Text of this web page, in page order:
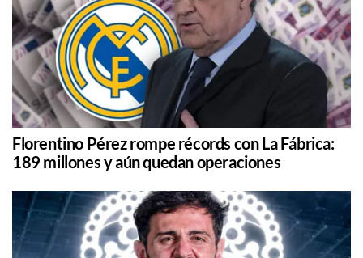
Florentino Pérez rompe récords con La Fábrica:
189 millones y aún quedan operaciones